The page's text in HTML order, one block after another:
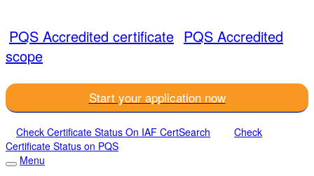
PQS Accredited certificate PQS Accredited
scope
Start your application now
Check Certificate Status On IAF CertSearch
Check
Certificate Status on PQS
Menu